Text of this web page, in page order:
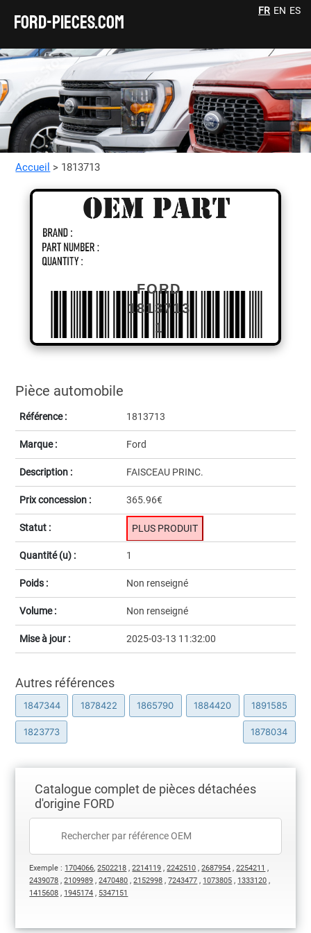
FORD-pieces.com
FR EN ES
Accueil > 1813713
Pièce automobile
Référence : 1813713
Marque : Ford
Description : FAISCEAU PRINC.
Prix concession : 365.96€
Statut : PLUS PRODUIT
Quantité (u) : 1
Poids : Non renseigné
Volume : Non renseigné
Mise à jour : 2025-03-13 11:32:00
FORD
1813713
1
Autres références
1847344 1878422 1865790 1884420 1891585
1823773 1878034
Catalogue complet de pièces détachées
d'origine FORD
Exemple : 1704066,2502218 ,2214119 ,2242510 ,2687954 ,2254211 ,
2439078 ,2109989 ,2470480 ,2152998 ,7243477 , 1073805 , 1333120 ,
1415608 , 1945174 , 5347151